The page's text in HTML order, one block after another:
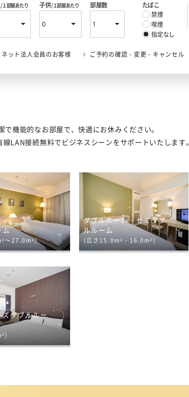
/１部屋あたり 子供/１部屋あたり 部屋数
たばこ
禁煙
喫煙
指定なし
ネット法人会員のお客様 ご予約の確認・変更・キャンセル
で機能的なお部屋で、快適にお休みください。
LAN接続無料でビジネスシーンをサポートいたします。
ム
～27.0m²)
ダブルルーム・セミダブ
ルルーム
(広さ15.0m²・16.0m²)
ズダブルルー